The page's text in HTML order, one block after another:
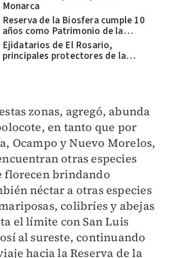
Monarca
Reserva de la Biosfera cumple 10
años como Patrimonio de la
Humanidad
Ejidatarios de El Rosario,
principales protectores de la
zonas, agregó, abunda
en tanto que por
Ocampo y Nuevo Morelos,
otras especies
florecen brindando
néctar a otras especies
colibríes y abejas
el límite con San Luis
al sureste, continuando
hacia la Reserva de la